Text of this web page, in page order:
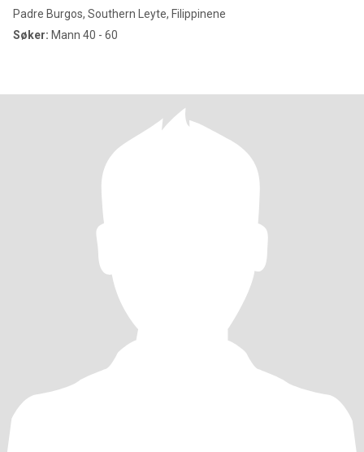
Padre Burgos, Southern Leyte, Filippinene
Søker: Mann 40 - 60